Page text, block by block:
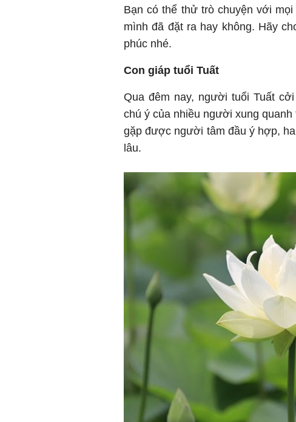
Bạn có thể thử trò chuyện với
mình đã đặt ra hay không. Hãy
phúc nhé.
Con giáp tuổi Tuất
Qua đêm nay, người tuổi Tuất
chú ý của nhiều người xung
gặp được người tâm đầu ý hợp,
lâu.